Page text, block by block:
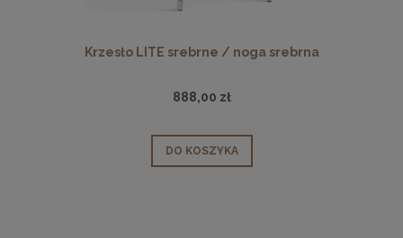
Krzesło LITE srebrne / noga srebrna
888,00 zł
DO KOSZYKA